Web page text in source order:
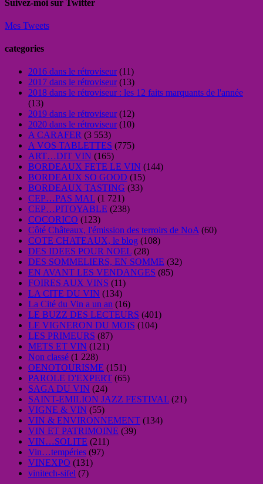
Suivez-moi sur Twitter
Mes Tweets
categories
2016 dans le rétroviseur(11)
2017 dans le rétroviseur(13)
2018 dans le rétroviseur : les 12 faits marquants de l'année
(13)
2019 dans le rétroviseur(12)
2020 dans le rétroviseur(10)
A CARAFER (3 553)
A VOS TABLETTES (775)
ART…DIT VIN (165)
BORDEAUX FETE LE VIN (144)
BORDEAUX SO GOOD (15)
BORDEAUX TASTING (33)
CEP…PAS MAL (1 721)
CEP…PITOYABLE (238)
COCORICO (123)
Côté Châteaux, l'émission des terroirs de NoA(60)
COTE CHATEAUX, le blog (108)
DES IDEES POUR NOEL (28)
DES SOMMELIERS, EN SOMME (32)
EN AVANT LES VENDANGES (85)
FOIRES AUX VINS (11)
LA CITE DU VIN (134)
La Cité du Vin a un an (16)
LE BUZZ DES LECTEURS (401)
LE VIGNERON DU MOIS (104)
LES PRIMEURS (87)
METS ET VIN (121)
Non classé (1 228)
OENOTOURISME (151)
PAROLE D'EXPERT (65)
SAGA DU VIN (24)
SAINT-EMILION JAZZ FESTIVAL (21)
VIGNE & VIN (55)
VIN & ENVIRONNEMENT (134)
VIN ET PATRIMOINE (39)
VIN…SOLITE (211)
Vin…tempéries (97)
VINEXPO (131)
vinitech-sifel (7)